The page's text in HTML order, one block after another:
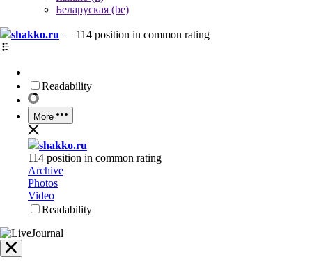
Беларуская (be)
shakko.ru — 114 position in common rating
Readability
More
shakko.ru
114 position in common rating
Archive
Photos
Video
Readability